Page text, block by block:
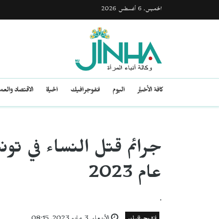
الخميس, 6 أغسطس 2026
كافة الأخبار اليوم انفوجرافيك الحياة الاقتصاد
جرائم قتل النساء في
عام 2023
.